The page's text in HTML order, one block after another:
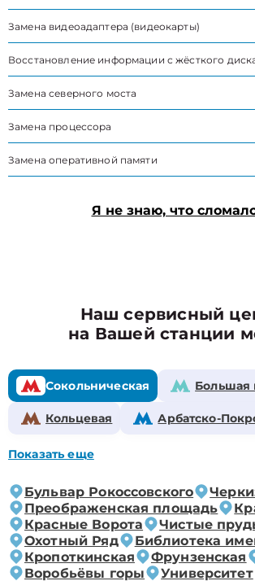
Замена видеоадаптера (видеокарты)
Восстановление информации с жёсткого
Замена северного моста
Замена процессора
Замена оперативной памяти
Я не знаю, что
Наш сервисный
на Вашей станции
Сокольническая Большая
Кольцевая Арбатско-
Показать еще
Бульвар Рокоссовского
Преображенская площадь
Красные Ворота
Чистые
Охотный Ряд
Библиотека
Кропоткинская
Фрунзенская
Воробьёвы горы
Университет